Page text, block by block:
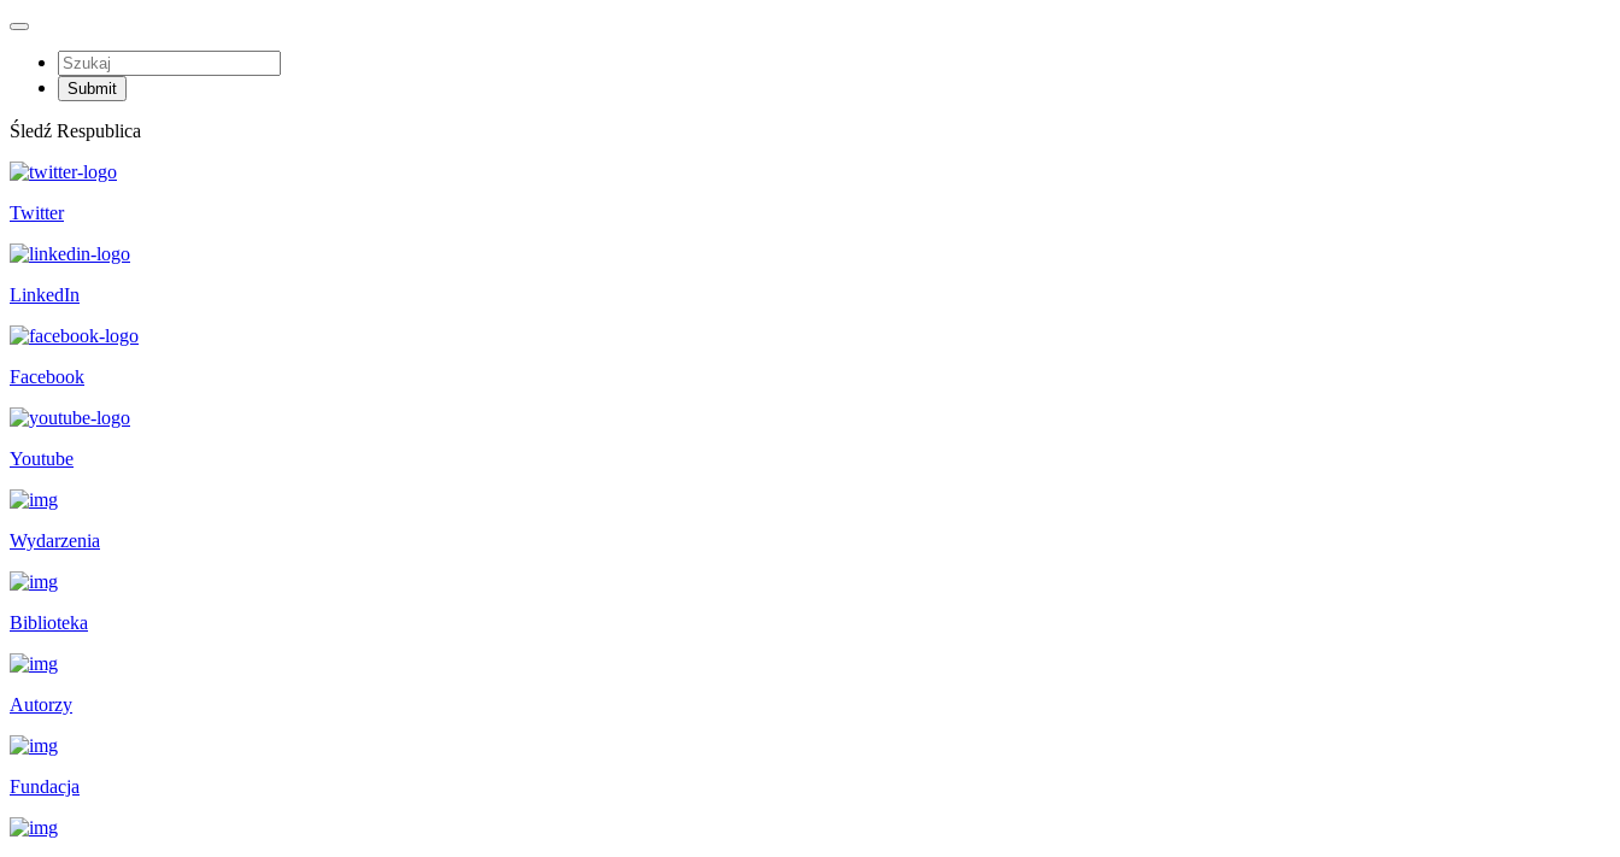
Śledź Respublica
Twitter
LinkedIn
Facebook
Youtube
Wydarzenia
Biblioteka
Autorzy
Fundacja